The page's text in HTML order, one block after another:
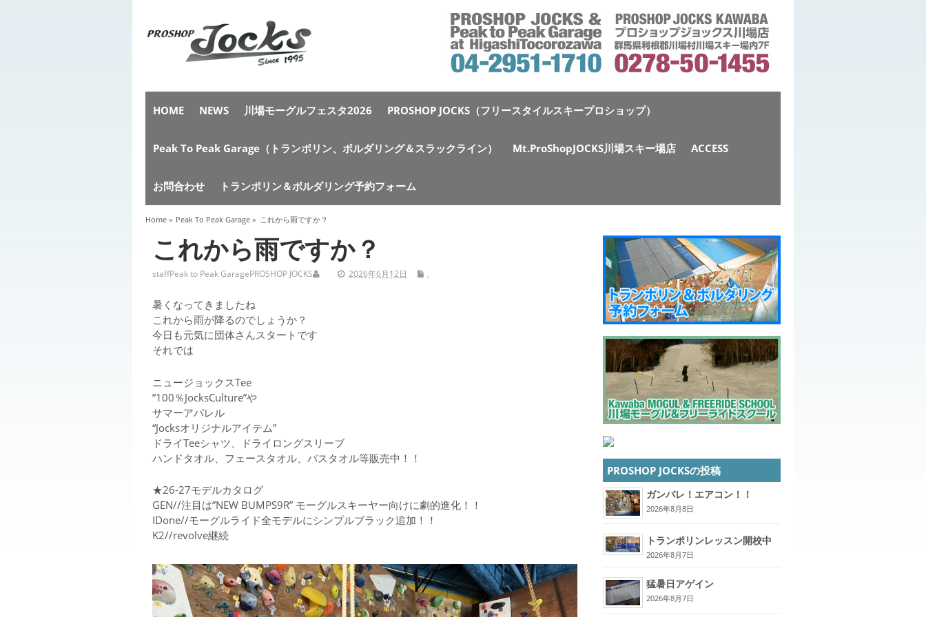
HOME NEWS 川場モーグルフェスタ2026 PROSHOP JOCKS（フリースタイルスキープロショップ）
Peak To Peak Garage（トランポリン、ボルダリング＆スラックライン） Mt.ProShopJOCKS川場スキー場店 ACCESS
お問合わせ トランポリン＆ボルダリング予約フォーム
Home » Peak To Peak Garage » これから雨ですか？
これから雨ですか？
staff 2026年6月12日
Peak to Peak Garage ,
PROSHOP JOCKS
暑くなってきましたね
これから雨が降るのでしょうか？
今日も元気に団体さんスタートです
それでは
ニュージョックスTee
”100％JocksCulture”や
サマーアパレル
“Jocksオリジナルアイテム”
ドライTeeシャツ、ドライロングスリーブ
ハンドタオル、フェースタオル、バスタオル等販売中！！
★26-27モデルカタログ
GEN//注目は”NEW BUMPS9R” モーグルスキーヤー向けに劇的進化！！
IDone//モーグルライド全モデルにシンプルブラック追加！！
K2//revolve継続
PROSHOP JOCKSの投稿
ガンバレ！エアコン！！
2026年8月8日
トランポリンレッスン開校中
2026年8月7日
猛暑日アゲイン
2026年8月7日